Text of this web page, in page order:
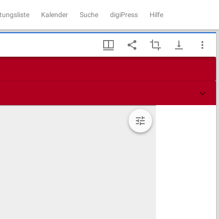
Kalender Suche digiPress Hilfe